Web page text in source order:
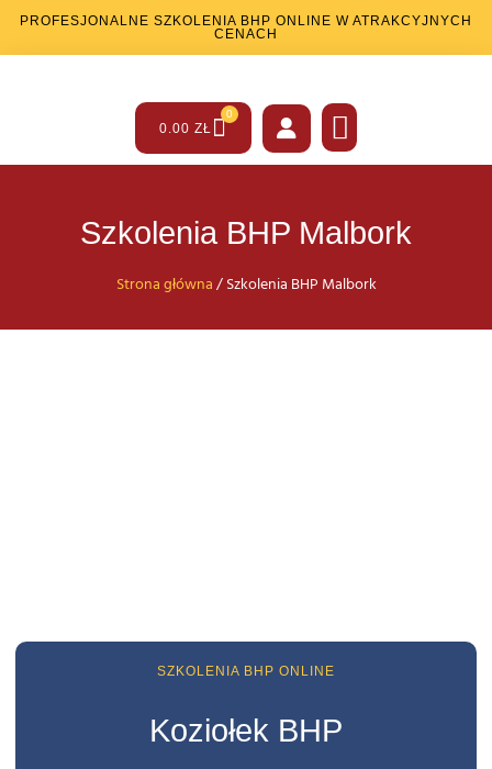
PROFESJONALNE SZKOLENIA BHP ONLINE W ATRAKCYJNYCH
CENACH
0.00ZŁ
0
Szkolenia BHP Malbork
Strona główna/ Szkolenia BHP Malbork
SZKOLENIA BHP ONLINE
Koziołek BHP